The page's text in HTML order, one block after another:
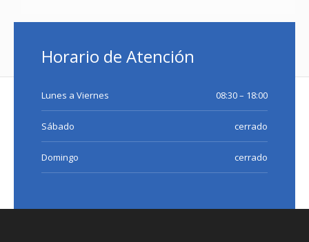
Horario de Atención
Lunes a Viernes 08:30 – 18:00
Sábado cerrado
Domingo cerrado